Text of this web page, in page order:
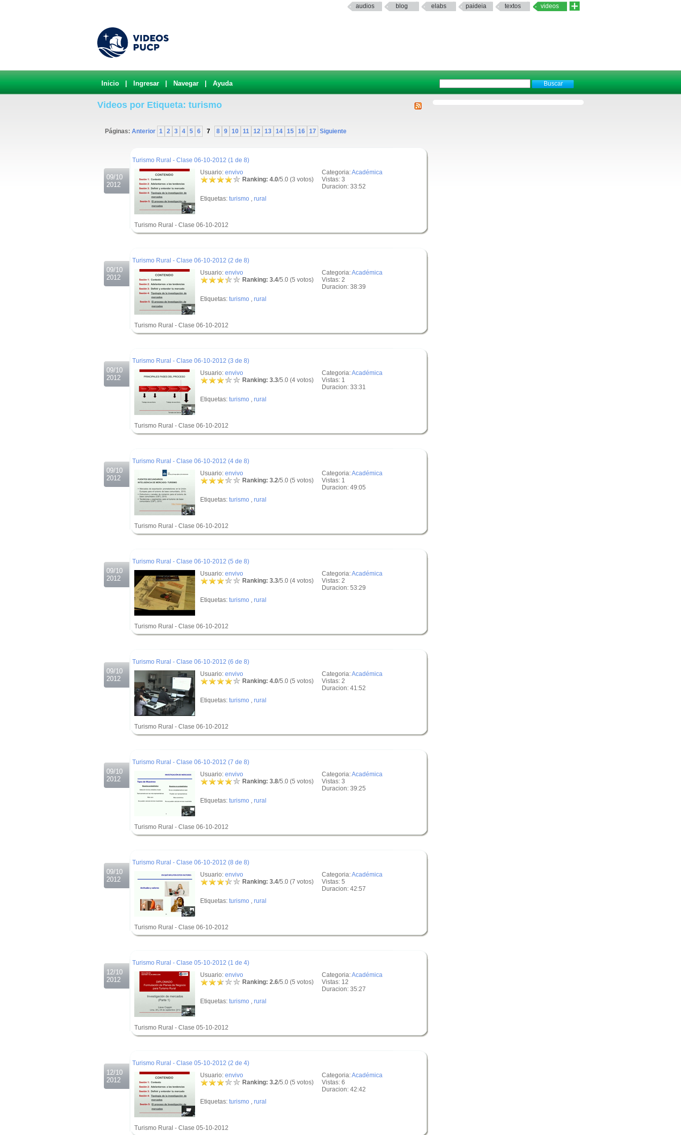
audios blog elabs paideia textos videos
Inicio Ingresar Navegar Ayuda
Videos por Etiqueta: turismo
Páginas: Anterior 1 2 3 4 5 6 7 8 9 10 11 12 13 14 15 16 17 Siguiente
09/10
2012
Turismo Rural - Clase 06-10-2012 (1 de 8)
Categoria:Académica
Vistas: 3
Duracion: 33:52
Usuario: envivo
Ranking: 4.0/5.0 (3 votos)
Etiquetas: turismo , rural
Turismo Rural - Clase 06-10-2012
09/10
2012
Turismo Rural - Clase 06-10-2012 (2 de 8)
Categoria:Académica
Vistas: 2
Duracion: 38:39
Usuario: envivo
Ranking: 3.4/5.0 (5 votos)
Etiquetas: turismo , rural
Turismo Rural - Clase 06-10-2012
09/10
2012
Turismo Rural - Clase 06-10-2012 (3 de 8)
Categoria:Académica
Vistas: 1
Duracion: 33:31
Usuario: envivo
Ranking: 3.3/5.0 (4 votos)
Etiquetas: turismo , rural
Turismo Rural - Clase 06-10-2012
09/10
2012
Turismo Rural - Clase 06-10-2012 (4 de 8)
Categoria:Académica
Vistas: 1
Duracion: 49:05
Usuario: envivo
Ranking: 3.2/5.0 (5 votos)
Etiquetas: turismo , rural
Turismo Rural - Clase 06-10-2012
09/10
2012
Turismo Rural - Clase 06-10-2012 (5 de 8)
Categoria:Académica
Vistas: 2
Duracion: 53:29
Usuario: envivo
Ranking: 3.3/5.0 (4 votos)
Etiquetas: turismo , rural
Turismo Rural - Clase 06-10-2012
09/10
2012
Turismo Rural - Clase 06-10-2012 (6 de 8)
Categoria:Académica
Vistas: 2
Duracion: 41:52
Usuario: envivo
Ranking: 4.0/5.0 (5 votos)
Etiquetas: turismo , rural
Turismo Rural - Clase 06-10-2012
09/10
2012
Turismo Rural - Clase 06-10-2012 (7 de 8)
Categoria:Académica
Vistas: 3
Duracion: 39:25
Usuario: envivo
Ranking: 3.8/5.0 (5 votos)
Etiquetas: turismo , rural
Turismo Rural - Clase 06-10-2012
09/10
2012
Turismo Rural - Clase 06-10-2012 (8 de 8)
Categoria:Académica
Vistas: 5
Duracion: 42:57
Usuario: envivo
Ranking: 3.4/5.0 (7 votos)
Etiquetas: turismo , rural
Turismo Rural - Clase 06-10-2012
12/10
2012
Turismo Rural - Clase 05-10-2012 (1 de 4)
Categoria:Académica
Vistas: 12
Duracion: 35:27
Usuario: envivo
Ranking: 2.6/5.0 (5 votos)
Etiquetas: turismo , rural
Turismo Rural - Clase 05-10-2012
12/10
2012
Turismo Rural - Clase 05-10-2012 (2 de 4)
Categoria:Académica
Vistas: 6
Duracion: 42:42
Usuario: envivo
Ranking: 3.2/5.0 (5 votos)
Etiquetas: turismo , rural
Turismo Rural - Clase 05-10-2012